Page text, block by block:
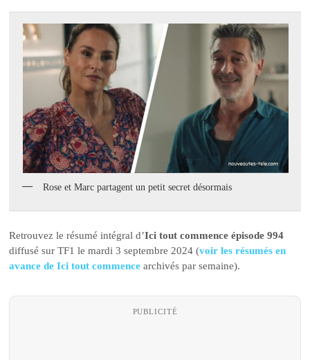
Rose et Marc partagent un petit secret désormais
Retrouvez le résumé intégral d’Ici tout commence épisode 994
diffusé sur TF1 le mardi 3 septembre 2024 (voir les résumés en
avance de Ici tout commencearchivés par semaine).
PUBLICITÉ